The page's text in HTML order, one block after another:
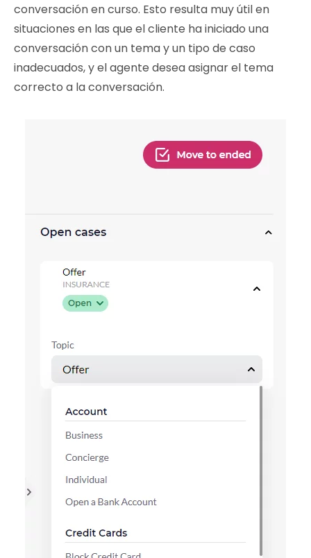
conversación en curso. Esto resulta muy útil en
situaciones en las que el cliente ha iniciado una
conversación con un tema y un tipo de caso
inadecuados, y el agente desea asignar el tema
correcto a la conversación.